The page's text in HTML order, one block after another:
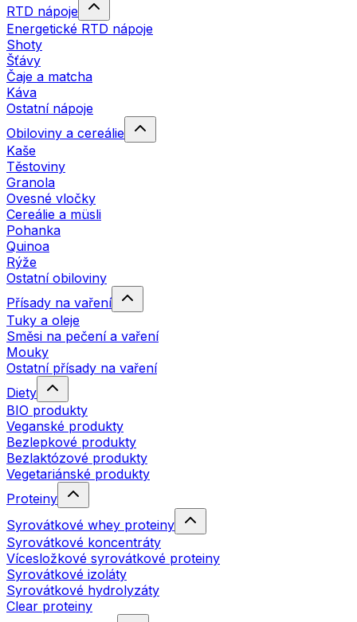
RTD nápoje
Energetické RTD nápoje
Shoty
Šťávy
Čaje a matcha
Káva
Ostatní nápoje
Obiloviny a cereálie
Kaše
Těstoviny
Granola
Ovesné vločky
Cereálie a müsli
Pohanka
Quinoa
Rýže
Ostatní obiloviny
Přísady na vaření
Tuky a oleje
Směsi na pečení a vaření
Mouky
Ostatní přísady na vaření
Diety
BIO produkty
Veganské produkty
Bezlepkové produkty
Bezlaktózové produkty
Vegetariánské produkty
Proteiny
Syrovátkové whey proteiny
Syrovátkové koncentráty
Vícesložkové syrovátkové proteiny
Syrovátkové izoláty
Syrovátkové hydrolyzáty
Clear proteiny